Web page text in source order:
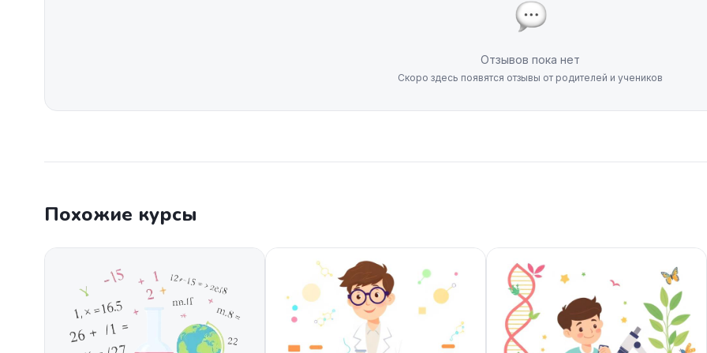
Отзывов пока нет
Скоро здесь появятся отзывы от родителей и учеников
Похожие курсы